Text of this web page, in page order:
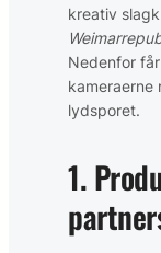
kreativ
Nedenfor
kameraerne
lydsporet.
1.